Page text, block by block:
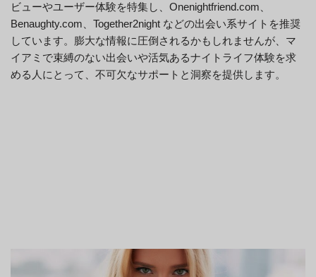
ビューやユーザー体験を特集し、Onenightfriend.com、
Benaughty.com、Together2night などの出会い系サイトを推奨
しています。膨大な情報に圧倒されるかもしれませんが、マ
イアミで束縛のない出会いや活気あるナイトライフ体験を求
める人にとって、不可欠なサポートと洞察を提供します。